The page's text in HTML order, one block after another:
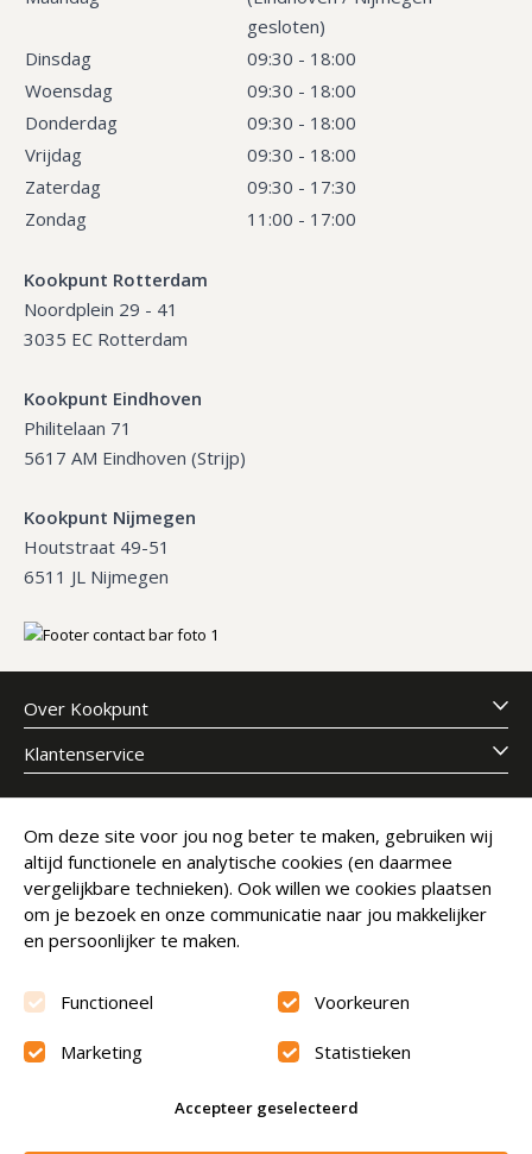
gesloten)
Dinsdag
09:30 - 18:00
Woensdag
09:30 - 18:00
Donderdag
09:30 - 18:00
Vrijdag
09:30 - 18:00
Zaterdag
09:30 - 17:30
Zondag
11:00 - 17:00
Kookpunt Rotterdam
Noordplein 29 - 41
3035 EC Rotterdam
Kookpunt Eindhoven
Philitelaan 71
5617 AM Eindhoven (Strijp)
Kookpunt Nijmegen
Houtstraat 49-51
6511 JL Nijmegen
Over Kookpunt
Klantenservice
Meld je aan voor onze nieuwsbrief
E-mailadres
Abonneer
Beoordeling9.6
Om deze site voor jou nog beter te maken, gebruiken wij
altijd functionele en analytische cookies (en daarmee
vergelijkbare technieken). Ook willen we cookies plaatsen
om je bezoek en onze communicatie naar jou makkelijker
en persoonlijker te maken.
Functioneel Voorkeuren
Marketing Statistieken
Accepteer geselecteerd